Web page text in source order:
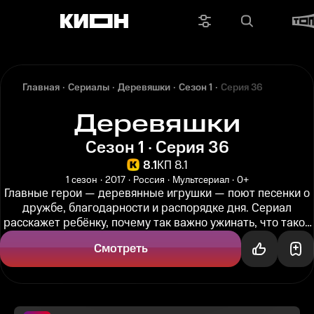
Главная Сериалы Деревяшки Сезон 1 Серия 36
Деревяшки
Сезон 1 · Серия 36
8.1КП 8.1
1 сезон 2017 Россия Мультсериал 0+
Главные герои — деревянные игрушки — поют песенки о
дружбе, благодарности и распорядке дня. Сериал
расскажет ребёнку, почему так важно ужинать, что такое
Смотреть